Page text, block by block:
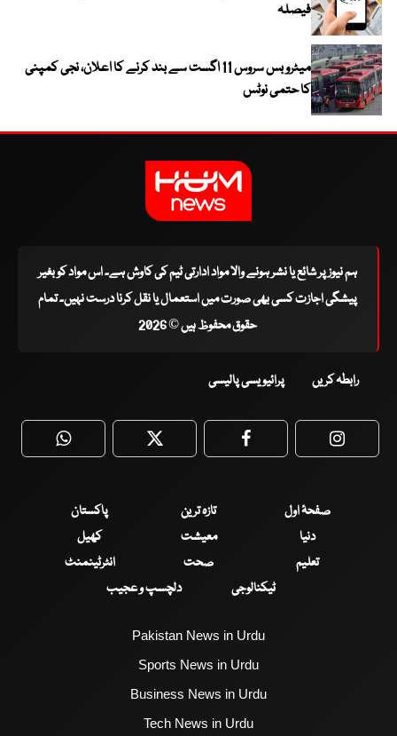
فیصلہ
میٹرو بس سروس 11 اگست سے بند کرنے کا اعلان، نجی کمپنی
کا حتمی نوٹس
ہم نیوز پر شائع یا نشر ہونے والا مواد ادارتی ٹیم کی کاوش ہے۔ اس مواد کو بغیر
پیشگی اجازت کسی بھی صورت میں استعمال یا نقل کرنا درست نہیں۔ تمام
حقوق محفوظ ہیں © 2026
رابطہ کریں پرائیویسی پالیسی
WhatsApp Twitter Facebook
صفحۂ اول تازہ ترین
پاکستان
دنیا
معیشت
کھیل
تعلیم
صحت
انٹرٹینمنٹ
ٹیکنالوجی
دلچسپ و عجیب
Pakistan News in Urdu
Sports News in Urdu
Business News in Urdu
Tech News in Urdu